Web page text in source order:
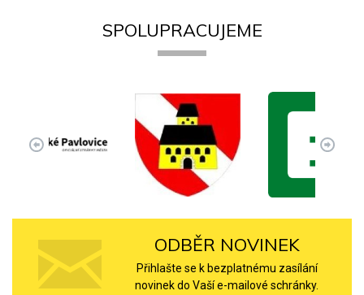
SPOLUPRACUJEME
ODBĚR NOVINEK
Přihlašte se k bezplatnému zasílání
novinek do Vaší e-mailové schránky.